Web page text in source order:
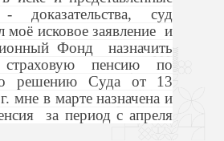
доказательства, суд
моё исковое заявление и
Фонд назначить
пенсию по
решению Суда от 13
мне в марте назначена и
за период с апреля